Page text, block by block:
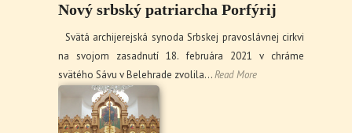
Nový srbský patriarcha Porfýrij
Svätá archijerejská synoda Srbskej pravoslávnej cirkvi
na svojom zasadnutí 18. februára 2021 v chráme
svätého Sávu v Belehrade zvolila…Read More